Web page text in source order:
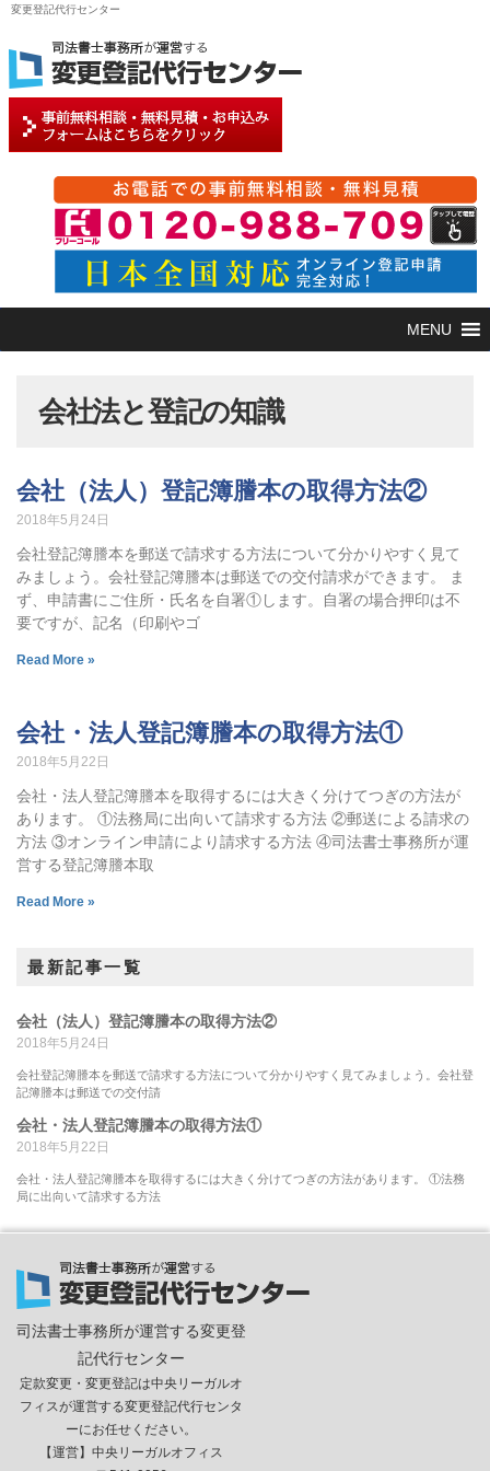
変更登記代行センター
会社法と登記の知識
会社（法人）登記簿謄本の取得方法②
2018年5月24日
会社登記簿謄本を郵送で請求する方法について分かりやすく見て
みましょう。会社登記簿謄本は郵送での交付請求ができます。 ま
ず、申請書にご住所・氏名を自署①します。自署の場合押印は不
要ですが、記名（印刷やゴ
Read More »
会社・法人登記簿謄本の取得方法①
2018年5月22日
会社・法人登記簿謄本を取得するには大きく分けてつぎの方法が
あります。 ①法務局に出向いて請求する方法 ②郵送による請求の
方法 ③オンライン申請により請求する方法 ④司法書士事務所が運
営する登記簿謄本取
Read More »
最新記事一覧
会社（法人）登記簿謄本の取得方法②
2018年5月24日
会社登記簿謄本を郵送で請求する方法について分かりやすく見てみましょう。会社登
記簿謄本は郵送での交付請
会社・法人登記簿謄本の取得方法①
2018年5月22日
会社・法人登記簿謄本を取得するには大きく分けてつぎの方法があります。 ①法務
局に出向いて請求する方法
司法書士事務所が運営する変更登
記代行センター
定款変更・変更登記は中央リーガルオ
フィスが運営する変更登記代行センタ
ーにお任せください。
【運営】中央リーガルオフィス